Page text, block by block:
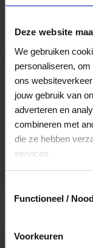
Deze website
We gebruiken
personaliseren,
ons
jouw gebruik van
adverteren en
combineren met
die ze hebben
services.
Klikhiervoor ons
Functioneel /
Voorkeuren
Koningin
2691GH
Welkoop
9411SG
Welkoop
Zuideinde 3
Welkoop